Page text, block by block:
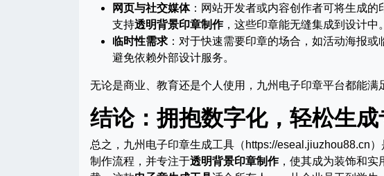
网页与社交媒体：网站开发者或内容创作者可将生成
支持透明背景印章制作，这些印章能无缝集成到设计中。
临时性需求 ：对于快速需要印章的场合，如活动海报或
避免依赖外部设计服务。
无论是商业、教育还是个人使用，九州电子印章平台都能满
结论：拥抱数字化，轻松生
总之，九州电子印章生成工具（https://eseal.jiuzhou88.cn
制作流程，并专注于透明背景印章制作，使其成为装饰和实